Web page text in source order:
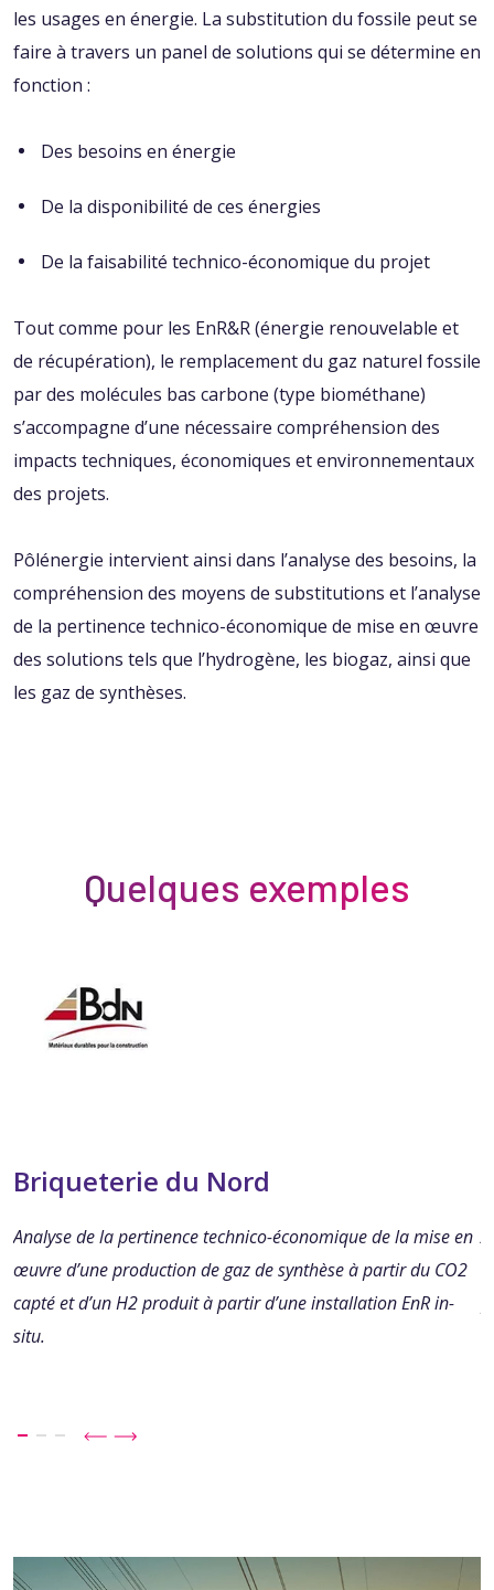
les usages en énergie. La substitution du fossile peut se
faire à travers un panel de solutions qui se détermine en
fonction :
Des besoins en énergie
De la disponibilité de ces énergies
De la faisabilité technico-économique du projet
Tout comme pour les EnR&R (énergie renouvelable et
de récupération), le remplacement du gaz naturel fossile
par des molécules bas carbone (type biométhane)
s’accompagne d’une nécessaire compréhension des
impacts techniques, économiques et environnementaux
des projets.
Pôlénergie intervient ainsi dans l’analyse des besoins, la
compréhension des moyens de substitutions et l’analyse
de la pertinence technico-économique de mise en œuvre
des solutions tels que l’hydrogène, les biogaz, ainsi que
les gaz de synthèses.
Quelques exemples
Briqueterie du Nord
Analyse de la pertinence technico-économique de la mise en
œuvre d’une production de gaz de synthèse à partir du CO2
capté et d’un H2 produit à partir d’une installation EnR in-
situ.